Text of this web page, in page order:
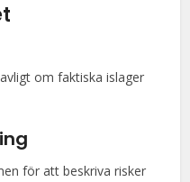
om faktiska islager
för att beskriva risker